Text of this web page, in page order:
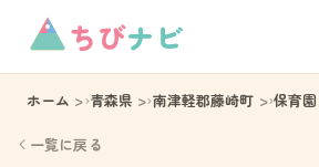
ちびナビ
ホーム 青森県 南津軽郡藤崎町 保育園
一覧に戻る